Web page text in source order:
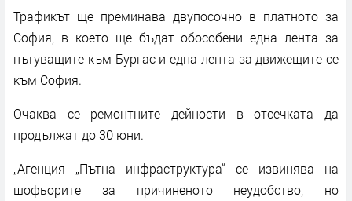
Трафикът ще преминава двупосочно в платното за
София, в което ще бъдат обособени една лента за
пътуващите към Бургас и една лента за движещите се
към София.
Очаква се ремонтните дейности в отсечката да
продължат до 30 юни.
„Агенция „Пътна инфраструктура“ се извинява на
шофьорите за причиненото неудобство, но